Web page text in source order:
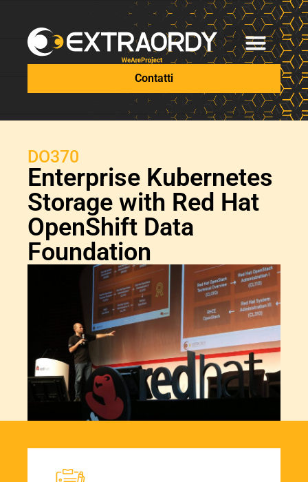
Contatti
DO370
Enterprise Kubernetes
Storage with Red Hat
OpenShift Data
Foundation